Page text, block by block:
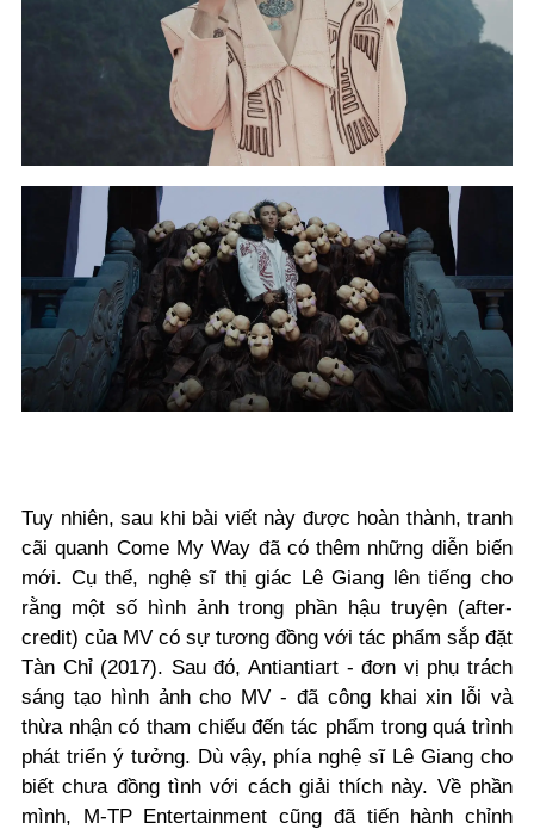
Tuy nhiên, sau khi bài viết này được hoàn thành, tranh
cãi quanh Come My Way đã có thêm những diễn biến
mới. Cụ thể, nghệ sĩ thị giác Lê Giang lên tiếng cho
rằng một số hình ảnh trong phần hậu truyện (after-
credit) của MV có sự tương đồng với tác phẩm sắp đặt
Tàn Chỉ (2017). Sau đó, Antiantiart - đơn vị phụ trách
sáng tạo hình ảnh cho MV - đã công khai xin lỗi và
thừa nhận có tham chiếu đến tác phẩm trong quá trình
phát triển ý tưởng. Dù vậy, phía nghệ sĩ Lê Giang cho
biết chưa đồng tình với cách giải thích này. Về phần
mình, M-TP Entertainment cũng đã tiến hành chỉnh